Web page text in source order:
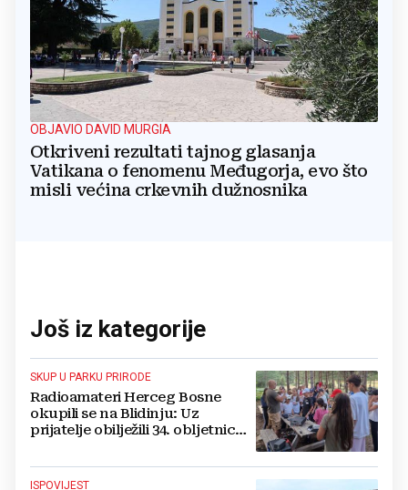
OBJAVIO DAVID MURGIA
Otkriveni rezultati tajnog glasanja
Vatikana o fenomenu Međugorja, evo što
misli većina crkevnih dužnosnika
Još iz kategorije
SKUP U PARKU PRIRODE
Radioamateri Herceg Bosne
okupili se na Blidinju: Uz
prijatelje obilježili 34. obljetnicu
ISPOVIJEST